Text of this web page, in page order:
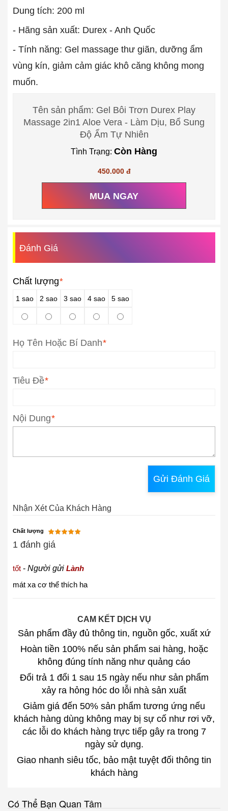
Dung tích: 200 ml
- Hãng sản xuất: Durex - Anh Quốc
- Tính năng: Gel massage thư giãn, dưỡng ẩm
vùng kín, giảm cảm giác khô căng không mong
muốn.
Tên sản phẩm: Gel Bôi Trơn Durex Play
Massage 2in1 Aloe Vera - Làm Dịu, Bổ Sung
Độ Ẩm Tự Nhiên
Tình Trạng: Còn Hàng
450.000 đ
MUA NGAY
Đánh Giá
Chất lượng*
1 sao 2 sao 3 sao 4 sao 5 sao
*
Họ Tên Hoặc Bí Danh
*
Tiêu Đề
*
Nội Dung
Gửi Đánh Giá
Nhận Xét Của Khách Hàng
Chất lượng
1 đánh giá
tốt - Người gửi Lành
mát xa cơ thể thích ha
CAM KẾT DỊCH VỤ
Sản phẩm đầy đủ thông tin, nguồn gốc, xuất xứ
Hoàn tiền 100% nếu sản phẩm sai hàng, hoặc
không đúng tính năng như quảng cáo
Đổi trả 1 đổi 1 sau 15 ngày nếu như sản phẩm
xảy ra hỏng hóc do lỗi nhà sản xuất
Giảm giá đến 50% sản phẩm tương ứng nếu
khách hàng dùng không may bị sự cố như rơi vỡ,
các lỗi do khách hàng trực tiếp gây ra trong 7
ngày sử dụng.
Giao nhanh siêu tốc, bảo mật tuyệt đối thông tin
khách hàng
Có Thể Bạn Quan Tâm